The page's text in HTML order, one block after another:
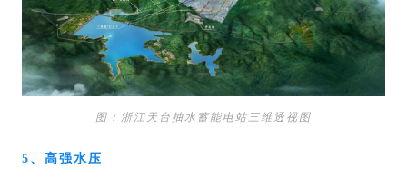
图：浙江天台抽水蓄能电站三维透视图
5、高强水压